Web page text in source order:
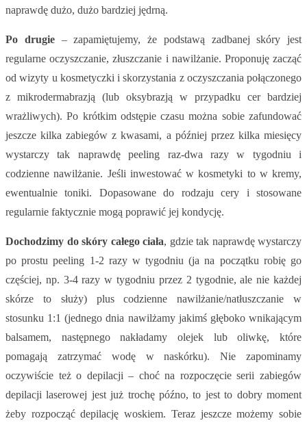
naprawdę dużo, dużo bardziej jędrną.
Po drugie– zapamiętujemy, że podstawą zadbanej skóry jest
regularne oczyszczanie, złuszczanie i nawilżanie. Proponuję zacząć
od wizyty u kosmetyczki i skorzystania z oczyszczania połączonego
z mikrodermabrazją (lub oksybrazją w przypadku cer bardziej
wrażliwych). Po krótkim odstępie czasu można sobie zafundować
jeszcze kilka zabiegów z kwasami, a później przez kilka miesięcy
wystarczy tak naprawdę peeling raz-dwa razy w tygodniu i
codzienne nawilżanie. Jeśli inwestować w kosmetyki to w kremy,
ewentualnie toniki. Dopasowane do rodzaju cery i stosowane
regularnie faktycznie mogą poprawić jej kondycję.
Dochodzimy do skóry całego ciała, gdzie tak naprawdę wystarczy
po prostu peeling 1-2 razy w tygodniu (ja na początku robię go
częściej, np. 3-4 razy w tygodniu przez 2 tygodnie, ale nie każdej
skórze to służy) plus codzienne nawilżanie/natłuszczanie w
stosunku 1:1 (jednego dnia nawilżamy jakimś głęboko wnikającym
balsamem, następnego nakładamy olejek lub oliwkę, które
pomagają zatrzymać wodę w naskórku). Nie zapominamy
oczywiście też o depilacji – choć na rozpoczęcie serii zabiegów
depilacji laserowej jest już trochę późno, to jest to dobry moment
żeby rozpocząć depilację woskiem. Teraz jeszcze możemy sobie